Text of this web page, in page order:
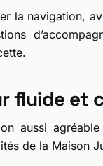
la navigation,
fluide et
aussi
de la Maison